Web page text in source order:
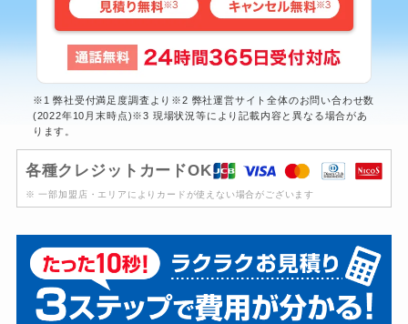
※1 弊社受付満足度調査より※2 弊社運営サイト全体のお問い合わせ数
(2022年10月末時点)※3 現場状況等により記載内容と異なる場合があ
ります。
各種クレジットカードOK
※ 一部加盟店・エリアによりカードが使えない場合がございます